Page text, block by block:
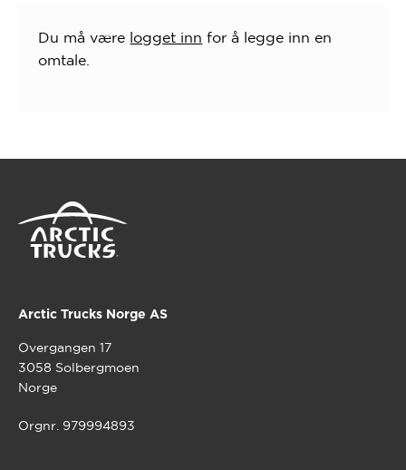
Du må være logget inn for å legge inn en
omtale.
Arctic Trucks Norge AS
Overgangen 17
3058 Solbergmoen
Norge
Orgnr. 979994893